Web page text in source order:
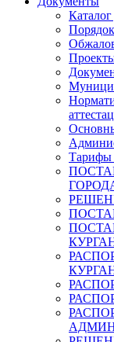
Тарифы